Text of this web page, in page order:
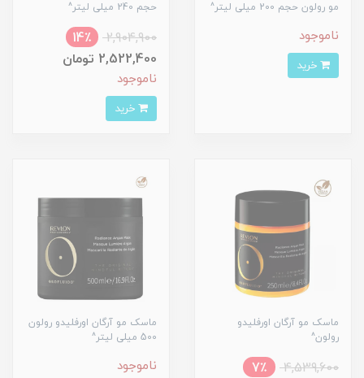
مو رولون حجم 200 میلی لیتر^
ناموجود
حجم 240 میلی لیتر^
2,904,900
14٪
2,522,400 تومان
ناموجود
ماسک مو آرگان اورفلیدو
رولون^
4,539,600
7٪
ماسک مو آرگان اورفلیدو رولون
500 میلی لیتر^
ناموجود